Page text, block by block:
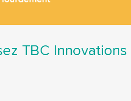
TBC Innovations